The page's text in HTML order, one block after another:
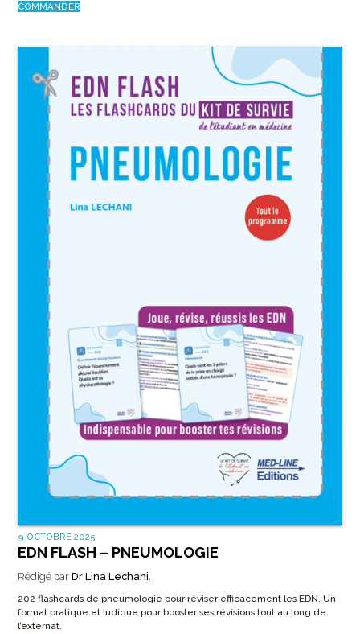
COMMANDER
9 OCTOBRE 2025
EDN FLASH – PNEUMOLOGIE
Rédigé par Dr Lina Lechani.
202 flashcards de pneumologie pour réviser efficacement les EDN. Un
format pratique et ludique pour booster ses révisions tout au long de
l’externat.